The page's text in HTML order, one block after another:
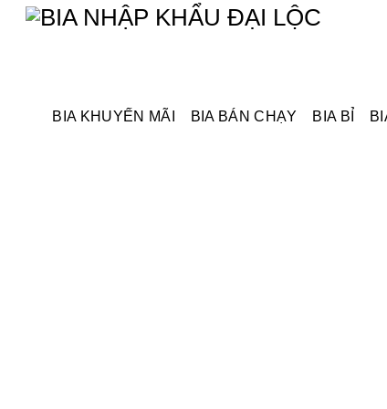
SkipMenu
BIA KHUYẾN MÃI BIA BÁN CHẠY BIA BỈ